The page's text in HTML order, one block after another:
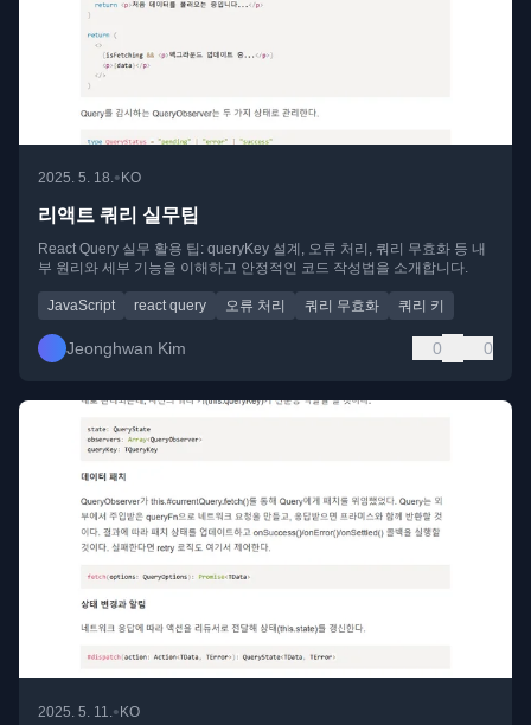
2025. 5. 18.• KO
리액트 쿼리 실무팁
React Query 실무 활용 팁: queryKey 설계, 오류 처리, 쿼리 무효화 등 내
부 원리와 세부 기능을 이해하고 안정적인 코드 작성법을 소개합니다.
JavaScript react query 오류 처리 쿼리 무효화 쿼리 키
Jeonghwan Kim 0 0
2025. 5. 11. •KO